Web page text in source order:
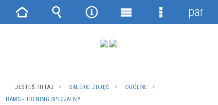
JESTEŚ TUTAJ GALERIE ZDJĘĆ
OGÓLNE
BAMS - TRENING SPECJALNY
Strona Wyszukiwarka
NarzędziaMenu
Menu
panel